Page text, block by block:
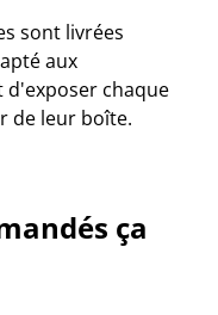
sont livrées
aux
chaque
de leur boîte.
ça